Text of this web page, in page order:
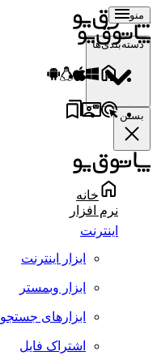
منو
دسته‌بندی‌ها
بستن
خانه
نرم افزار
اینترنت
ابزار اینترنت
ابزار وبمستر
ابزارهای جستجو
اشتراک فایل